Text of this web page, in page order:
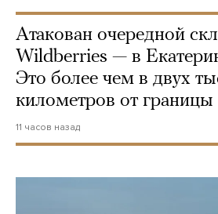
Атакован очередной
Wildberries — в
Это более чем в двух
километров от границы
11 часов назад